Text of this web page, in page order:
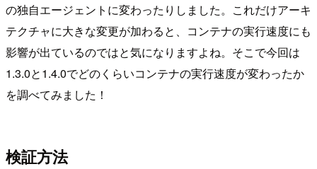
の独自エージェントに変わったりしました。これだけアーキ
テクチャに大きな変更が加わると、コンテナの実行速度にも
影響が出ているのではと気になりますよね。そこで今回は
1.3.0と1.4.0でどのくらいコンテナの実行速度が変わったか
を調べてみました！
検証方法